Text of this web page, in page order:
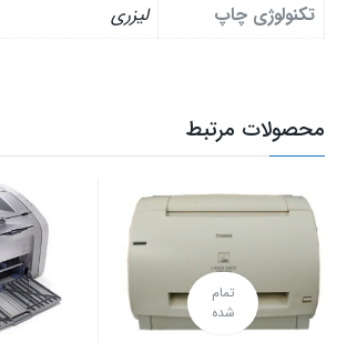
تکنولوژی چاپ
لیزری
محصولات مرتبط
تمام
شده